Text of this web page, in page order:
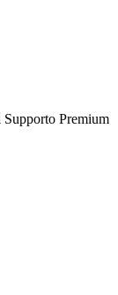
Supporto Premium